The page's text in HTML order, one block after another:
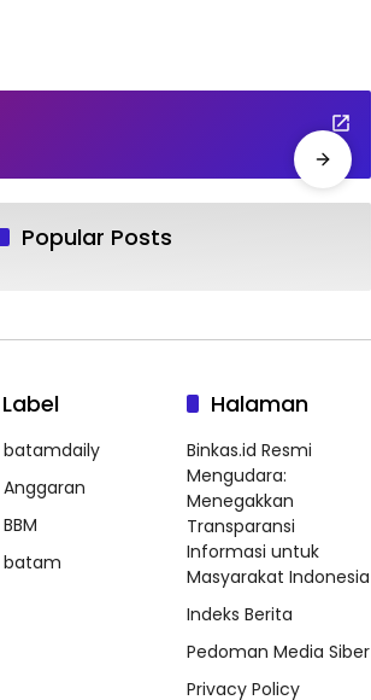
Popular Posts
Label
batamdaily
Anggaran
BBM
batam
Halaman
Binkas.id Resmi
Mengudara:
Menegakkan
Transparansi
Informasi untuk
Masyarakat Indonesia
Indeks Berita
Pedoman Media Siber
Privacy Policy